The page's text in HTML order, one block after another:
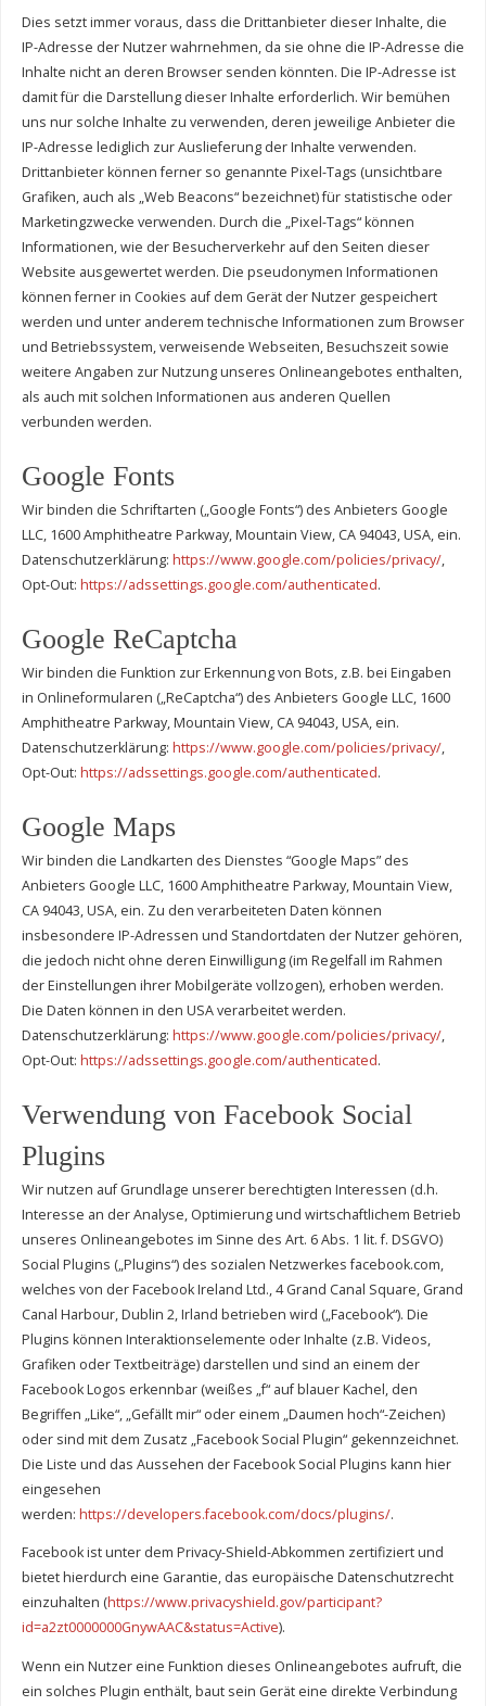
Dies setzt immer voraus, dass die Drittanbieter dieser Inhalte, die
IP-Adresse der Nutzer wahrnehmen, da sie ohne die IP-Adresse die
Inhalte nicht an deren Browser senden könnten. Die IP-Adresse ist
damit für die Darstellung dieser Inhalte erforderlich. Wir bemühen
uns nur solche Inhalte zu verwenden, deren jeweilige Anbieter die
IP-Adresse lediglich zur Auslieferung der Inhalte verwenden.
Drittanbieter können ferner so genannte Pixel-Tags (unsichtbare
Grafiken, auch als „Web Beacons“ bezeichnet) für statistische oder
Marketingzwecke verwenden. Durch die „Pixel-Tags“ können
Informationen, wie der Besucherverkehr auf den Seiten dieser
Website ausgewertet werden. Die pseudonymen Informationen
können ferner in Cookies auf dem Gerät der Nutzer gespeichert
werden und unter anderem technische Informationen zum Browser
und Betriebssystem, verweisende Webseiten, Besuchszeit sowie
weitere Angaben zur Nutzung unseres Onlineangebotes enthalten,
als auch mit solchen Informationen aus anderen Quellen
verbunden werden.
Google Fonts
Wir binden die Schriftarten („Google Fonts“) des Anbieters Google
LLC, 1600 Amphitheatre Parkway, Mountain View, CA 94043, USA, ein.
Datenschutzerklärung: https://www.google.com/policies/privacy/,
Opt-Out: https://adssettings.google.com/authenticated.
Google ReCaptcha
Wir binden die Funktion zur Erkennung von Bots, z.B. bei Eingaben
in Onlineformularen („ReCaptcha“) des Anbieters Google LLC, 1600
Amphitheatre Parkway, Mountain View, CA 94043, USA, ein.
Datenschutzerklärung: https://www.google.com/policies/privacy/,
Opt-Out: https://adssettings.google.com/authenticated.
Google Maps
Wir binden die Landkarten des Dienstes “Google Maps” des
Anbieters Google LLC, 1600 Amphitheatre Parkway, Mountain View,
CA 94043, USA, ein. Zu den verarbeiteten Daten können
insbesondere IP-Adressen und Standortdaten der Nutzer gehören,
die jedoch nicht ohne deren Einwilligung (im Regelfall im Rahmen
der Einstellungen ihrer Mobilgeräte vollzogen), erhoben werden.
Die Daten können in den USA verarbeitet werden.
Datenschutzerklärung: https://www.google.com/policies/privacy/,
Opt-Out: https://adssettings.google.com/authenticated.
Verwendung von Facebook Social
Plugins
Wir nutzen auf Grundlage unserer berechtigten Interessen (d.h.
Interesse an der Analyse, Optimierung und wirtschaftlichem Betrieb
unseres Onlineangebotes im Sinne des Art. 6 Abs. 1 lit. f. DSGVO)
Social Plugins („Plugins“) des sozialen Netzwerkes facebook.com,
welches von der Facebook Ireland Ltd., 4 Grand Canal Square, Grand
Canal Harbour, Dublin 2, Irland betrieben wird („Facebook“). Die
Plugins können Interaktionselemente oder Inhalte (z.B. Videos,
Grafiken oder Textbeiträge) darstellen und sind an einem der
Facebook Logos erkennbar (weißes „f“ auf blauer Kachel, den
Begriffen „Like“, „Gefällt mir“ oder einem „Daumen hoch“-Zeichen)
oder sind mit dem Zusatz „Facebook Social Plugin“ gekennzeichnet.
Die Liste und das Aussehen der Facebook Social Plugins kann hier
eingesehen
werden: https://developers.facebook.com/docs/plugins/.
Facebook ist unter dem Privacy-Shield-Abkommen zertifiziert und
bietet hierdurch eine Garantie, das europäische Datenschutzrecht
einzuhalten (https://www.privacyshield.gov/participant?
id=a2zt0000000GnywAAC&status=Active).
Wenn ein Nutzer eine Funktion dieses Onlineangebotes aufruft, die
ein solches Plugin enthält, baut sein Gerät eine direkte Verbindung